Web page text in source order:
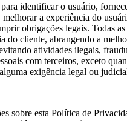
identificar o usuário,
melhorar a experiência do
obrigações legais. Todas
do cliente, abrangendo a
atividades ilegais,
com terceiros, exceto
exigência legal ou
sobre esta Política de